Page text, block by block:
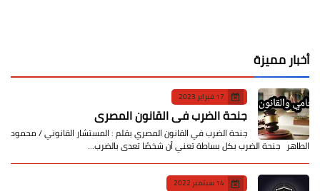
أخبار مميزة
17 فبراير 2023
جنحة الضرب في القانون المصري
جنحة الضرب في القانون المصري بقلم : المستشار القانوني / محمود
الطاهر جنحة الضرب بكل بساطة تعني أن شخصًا تعدى بالضرب…
14 سبتمبر 2022